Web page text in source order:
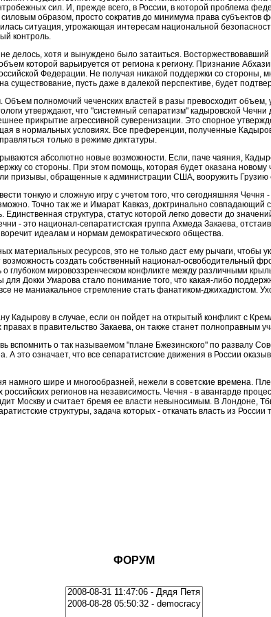
сил. И, прежде всего, в России, в которой проблема
образом, просто сократив до минимума права субъектов
ситуация, угрожающая интересам национальной
контроль.
делось, хотя и вынуждено было затаиться.
которой варьируется от региона к региону. Признание
Федерации. Не получая никакой поддержки со стороны,
существование, пусть даже в далекой перспективе, будет
полномочий чеченских властей в разы превосходит
утверждают, что "системный сепаратизм" кадыровской
прикрытие агрессивной суверенизации. Это спорное
в нормальных условиях. Все преференции, полученные
только в режиме диктатуры.
абсолютно новые возможности. Если, паче чаяния,
со стороны. При этом помощь, которая будет оказана новому
призывы, обращенные к администрации США, вооружить Грузию
тонкую и сложную игру с учетом того, что сегодняшняя
Точно так же и Имарат Кавказ, доктринально совпадающий
структура, статус которой легко довести до
- это национал-сепаратистская группа Ахмеда Закаева,
идеалам и нормам демократического общества.
материальных ресурсов, это не только даст ему рычаги, чтобы
возможность создать собственный национал-освободительный
глубоком мировоззренческом конфликте между различными
для Докки Умарова стало понимание того, что какая-либо
не маниакальное стремление стать фанатиком-джихадистом.
Кадырову в случае, если он пойдет на открытый конфликт с
в правительство Закаева, он также станет полноправным
о так называемом "плане Бжезинского" по развалу
А это означает, что все сепаратистские движения в России
намного шире и многообразней, нежели в советские времена.
регионов на независимость. Чечня - в авангарде
Москву и считает бремя ее власти невыносимым. В Лондоне,
структуры, задача которых - откачать власть из
ФОРУМ